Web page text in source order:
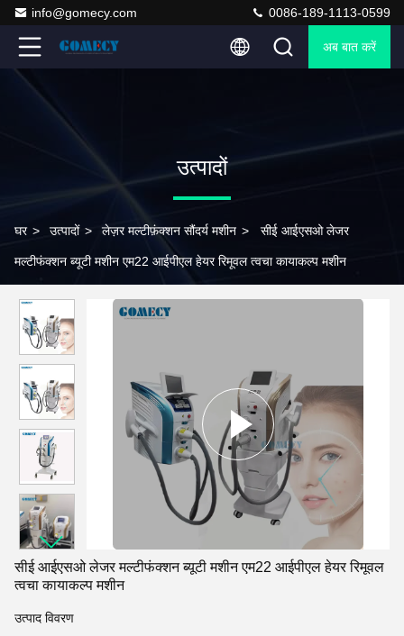
info@gomecy.com 0086-189-1113-0599
अब बात करें
उत्पादों
घर > उत्पादों > लेज़र मल्टीफ़ंक्शन सौंदर्य मशीन > सीई आईएसओ लेजर
मल्टीफंक्शन ब्यूटी मशीन एम22 आईपीएल हेयर रिमूवल त्वचा कायाकल्प मशीन
सीई आईएसओ लेजर मल्टीफंक्शन ब्यूटी मशीन एम22 आईपीएल हेयर रिमूवल
त्वचा कायाकल्प मशीन
उत्पाद विवरण